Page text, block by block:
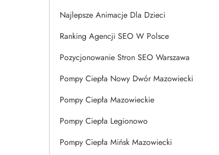
Najlepsze Animacje Dla Dzieci
Ranking Agencji SEO W Polsce
Pozycjonowanie Stron SEO Warszawa
Pompy Ciepła Nowy Dwór Mazowiecki
Pompy Ciepła Mazowieckie
Pompy Ciepła Legionowo
Pompy Ciepła Mińsk Mazowiecki